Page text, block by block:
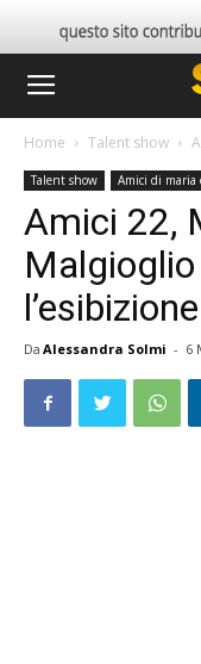
Home Talent show
Talent show Amici di maria
Amici 22,
Da Alessandra Solmi - 6